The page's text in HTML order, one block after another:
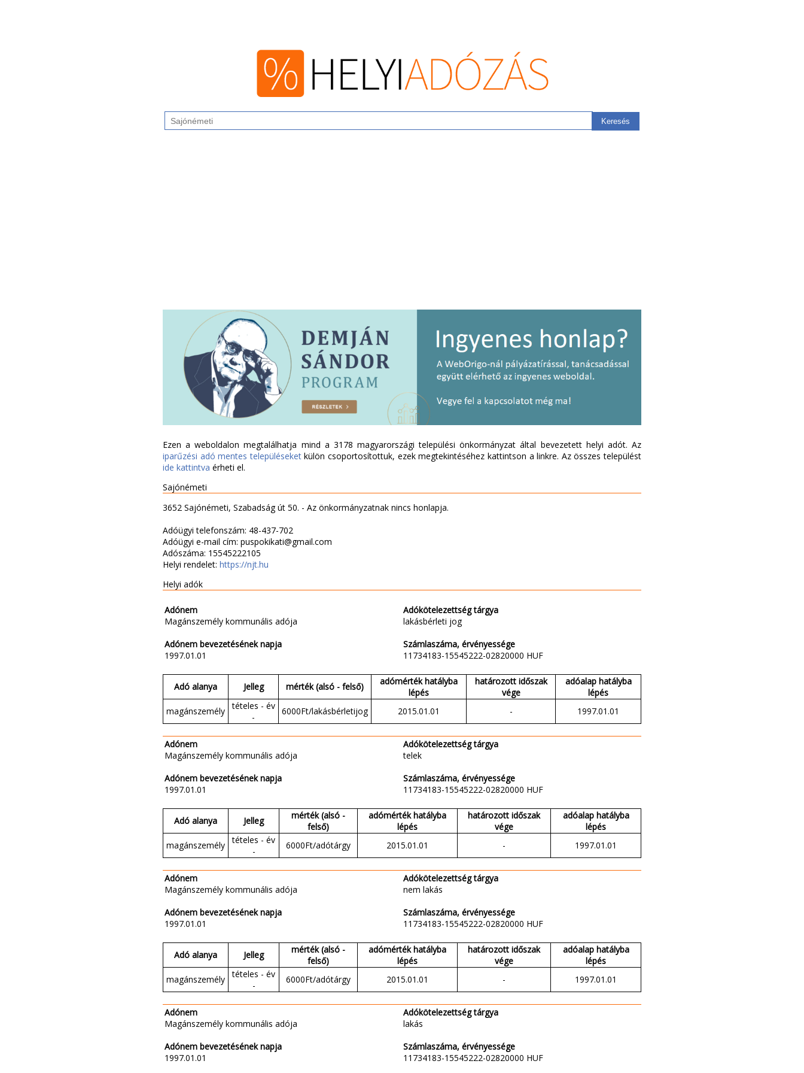
Ezen a weboldalon megtalálhatja mind a 3178 magyarországi települési önkormányzat által bevezetett helyi adót. Az
iparűzési adó mentes településeketkülön csoportosítottuk, ezek megtekintéséhez kattintson a linkre. Az összes települést
ide kattintva érheti el.
Sajónémeti
3652 Sajónémeti, Szabadság út 50. - Az önkormányzatnak nincs honlapja.
Adóügyi telefonszám: 48-437-702
Adóügyi e-mail cím: puspokikati@gmail.com
Adószáma: 15545222105
Helyi rendelet: https://njt.hu
Helyi adók
Adónem
Magánszemély kommunális adója
Adónem bevezetésének napja
1997.01.01
Adókötelezettség tárgya
lakásbérleti jog
Számlaszáma, érvényessége
11734183-15545222-02820000 HUF
Adó alanya Jelleg mérték (alsó - felső)
adómérték hatályba
lépés
határozott időszak
vége
adóalap hatályba
lépés
magánszemély
tételes - év
-
6000Ft/lakásbérletijog 2015.01.01 - 1997.01.01
Adónem
Magánszemély kommunális adója
Adónem bevezetésének napja
1997.01.01
Adókötelezettség tárgya
telek
Számlaszáma, érvényessége
11734183-15545222-02820000 HUF
Adó alanya Jelleg
mérték (alsó -
felső)
adómérték hatályba
lépés
határozott időszak
vége
adóalap hatályba
lépés
magánszemély
tételes - év
-
6000Ft/adótárgy 2015.01.01 - 1997.01.01
Adónem
Magánszemély kommunális adója
Adónem bevezetésének napja
1997.01.01
Adókötelezettség tárgya
nem lakás
Számlaszáma, érvényessége
11734183-15545222-02820000 HUF
Adó alanya Jelleg
mérték (alsó -
felső)
adómérték hatályba
lépés
határozott időszak
vége
adóalap hatályba
lépés
magánszemély
tételes - év
-
6000Ft/adótárgy 2015.01.01 - 1997.01.01
Adónem
Magánszemély kommunális adója
Adónem bevezetésének napja
1997.01.01
Adókötelezettség tárgya
lakás
Számlaszáma, érvényessége
11734183-15545222-02820000 HUF